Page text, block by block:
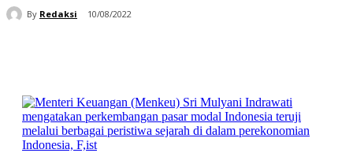
By Redaksi 10/08/2022